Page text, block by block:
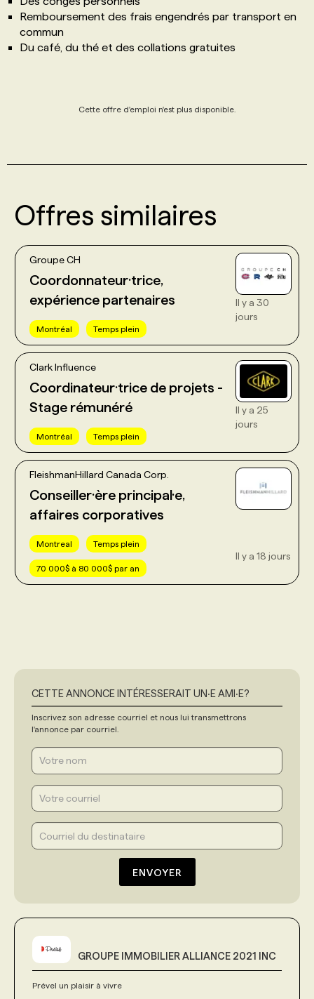
Remboursement des frais engendrés par transport en
commun
Du café, du thé et des collations gratuites
Cette offre d'emploi n'est plus disponible.
Offres similaires
Groupe CH
Coordonnateur·trice,
expérience partenaires
Montréal Temps plein
Il y a 30
jours
Clark Influence
Coordinateur·trice de projets -
Stage rémunéré
Montréal Temps plein
Il y a 25
jours
FleishmanHillard Canada Corp.
Conseiller·ère principal·e,
affaires corporatives
Montreal Temps plein
70 000$ à 80 000$ par an
Il y a 18 jours
CETTE ANNONCE INTÉRESSERAIT UN‧E AMI‧E?
Inscrivez son adresse courriel et nous lui transmettrons
l'annonce par courriel.
ENVOYER
GROUPE IMMOBILIER ALLIANCE 2021 INC
Prével un plaisir à vivre